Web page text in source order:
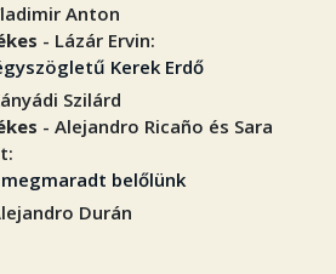
Anton
- Lázár Ervin:
Kerek Erdő
Szilárd
- Alejandro Ricaño és Sara
belőlünk
Durán